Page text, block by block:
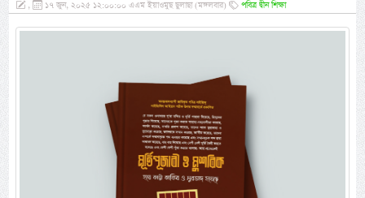
, ১৭ জুন, ২০২৫ ১২:০০:০০ এএম ইয়াওমুছ ছুলাছা (মঙ্গলবার) পবিত্র দ্বীন শিক্ষা